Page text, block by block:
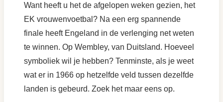
Want heeft u het de afgelopen weken gezien, het
EK vrouwenvoetbal? Na een erg spannende
finale heeft Engeland in de verlenging net weten
te winnen. Op Wembley, van Duitsland. Hoeveel
symboliek wil je hebben? Tenminste, als je weet
wat er in 1966 op hetzelfde veld tussen dezelfde
landen is gebeurd. Zoek het maar eens op.